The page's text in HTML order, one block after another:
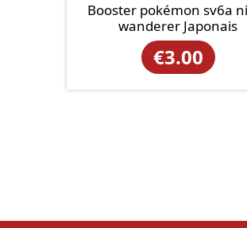
Booster pokémon sv6a
wanderer Japonais
€3.00